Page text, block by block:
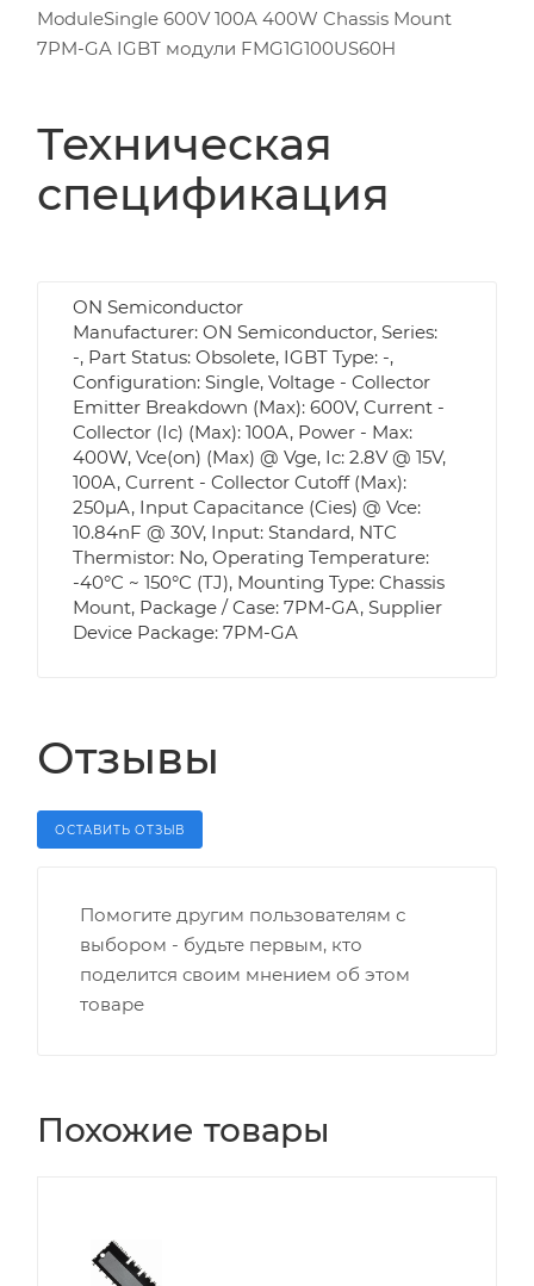
ModuleSingle 600V 100A 400W Chassis Mount
7PM-GA IGBT модули FMG1G100US60H
Техническая
спецификация
ON Semiconductor
Manufacturer: ON Semiconductor, Series:
-, Part Status: Obsolete, IGBT Type: -,
Configuration: Single, Voltage - Collector
Emitter Breakdown (Max): 600V, Current -
Collector (Ic) (Max): 100A, Power - Max:
400W, Vce(on) (Max) @ Vge, Ic: 2.8V @ 15V,
100A, Current - Collector Cutoff (Max):
250µA, Input Capacitance (Cies) @ Vce:
10.84nF @ 30V, Input: Standard, NTC
Thermistor: No, Operating Temperature:
-40°C ~ 150°C (TJ), Mounting Type: Chassis
Mount, Package / Case: 7PM-GA, Supplier
Device Package: 7PM-GA
Отзывы
ОСТАВИТЬ ОТЗЫВ
Помогите другим пользователям с
выбором - будьте первым, кто
поделится своим мнением об этом
товаре
Похожие товары